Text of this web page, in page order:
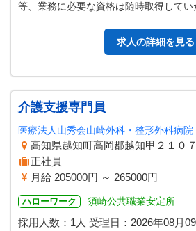
等、業務に必要な資格は随時取得してい
求人の詳細を見る
介護支援専門員
医療法人山秀会山崎外科・整形外科病院
高知県越知町高岡郡越知甲２１０７
正社員
月給 205000円 ～ 265000円
ハローワーク 須崎公共職業安定所
採用人数：1人 受理日： 2026年08月